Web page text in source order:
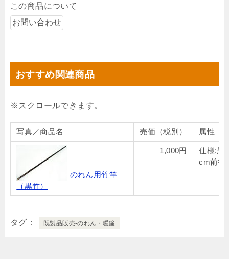
この商品について
おすすめ関連商品
写真／商品名 売価（税別） 属性
のれん用竹竿
（黒竹）
1,000円
仕様:黒
cm前後
タグ 既製品販売-のれん・暖簾